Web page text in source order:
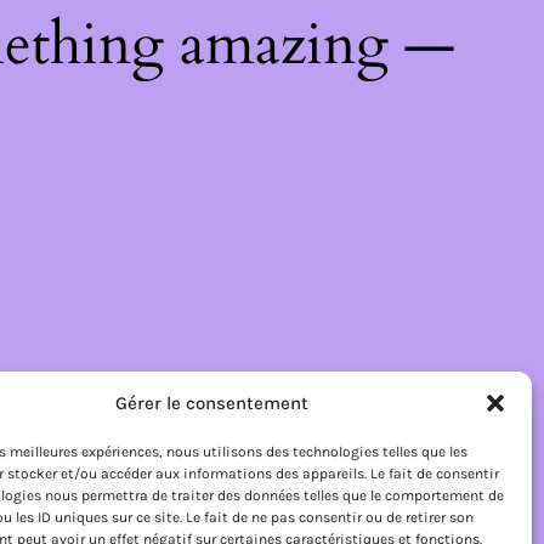
Gérer le consentement
meilleures expériences, nous utilisons des technologies telles que les
stocker et/ou accéder aux informations des appareils. Le fait de consentir
nous permettra de traiter des données telles que le comportement de
les ID uniques sur ce site. Le fait de ne pas consentir ou de retirer son
peut avoir un effet négatif sur certaines caractéristiques et fonctions.
amazing —